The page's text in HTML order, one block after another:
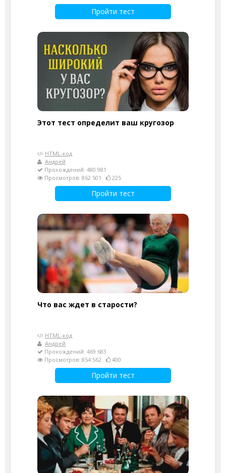
Пройти тест
Этот тест определит ваш кругозор
HTML-код
Андрей
Прохождений: 480 981
Просмотров: 862 501
225
Пройти тест
Что вас ждет в старости?
HTML-код
Андрей
Прохождений: 469 683
Просмотров: 854 562
400
Пройти тест